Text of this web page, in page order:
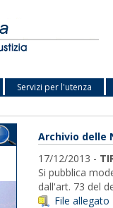
Servizi per l'utenza
Archivio delle
17/12/2013 -
Si pubblica
dall'art. 73 del
File allegato